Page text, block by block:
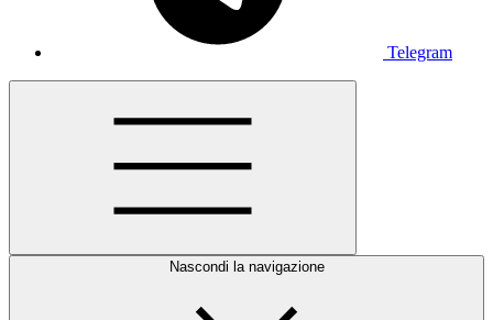
Telegram
Nascondi la navigazione